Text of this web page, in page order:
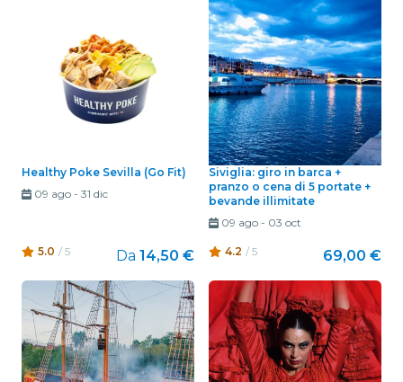
Healthy Poke Sevilla (Go Fit)
09 ago- 31 dic
5.0 / 5 Da 14,50 €
Siviglia: giro in barca +
pranzo o cena di 5 portate +
bevande illimitate
09 ago- 03 oct
4.2 / 5 69,00 €